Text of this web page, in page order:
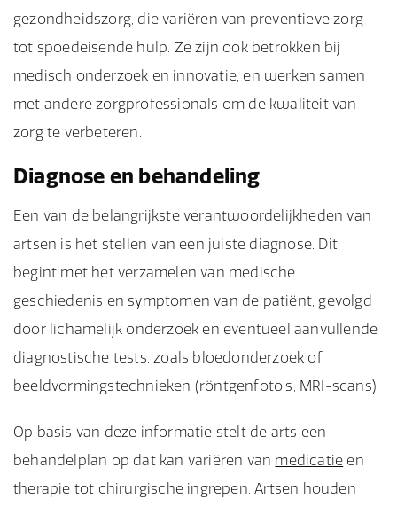
gezondheidszorg, die variëren van preventieve zorg
tot spoedeisende hulp. Ze zijn ook betrokken bij
medisch onderzoek en innovatie, en werken samen
met andere zorgprofessionals om de kwaliteit van
zorg te verbeteren.
Diagnose en behandeling
Een van de belangrijkste verantwoordelijkheden van
artsen is het stellen van een juiste diagnose. Dit
begint met het verzamelen van medische
geschiedenis en symptomen van de patiënt, gevolgd
door lichamelijk onderzoek en eventueel aanvullende
diagnostische tests, zoals bloedonderzoek of
beeldvormingstechnieken (röntgenfoto's, MRI-scans).
Op basis van deze informatie stelt de arts een
behandelplan op dat kan variëren van medicatie en
therapie tot chirurgische ingrepen. Artsen houden